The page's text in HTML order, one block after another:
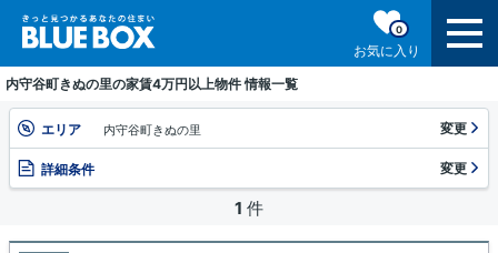
お気に入り
0
内守谷町きぬの里の家賃4万円以上物件 情報一覧
エリア 内守谷町きぬの里 変更
詳細条件 変更
1 件